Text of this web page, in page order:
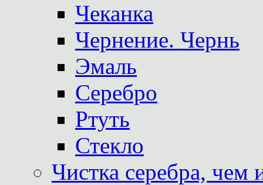
Чеканка
Чернение. Чернь
Эмаль
Серебро
Ртуть
Стекло
Чистка серебра, чем